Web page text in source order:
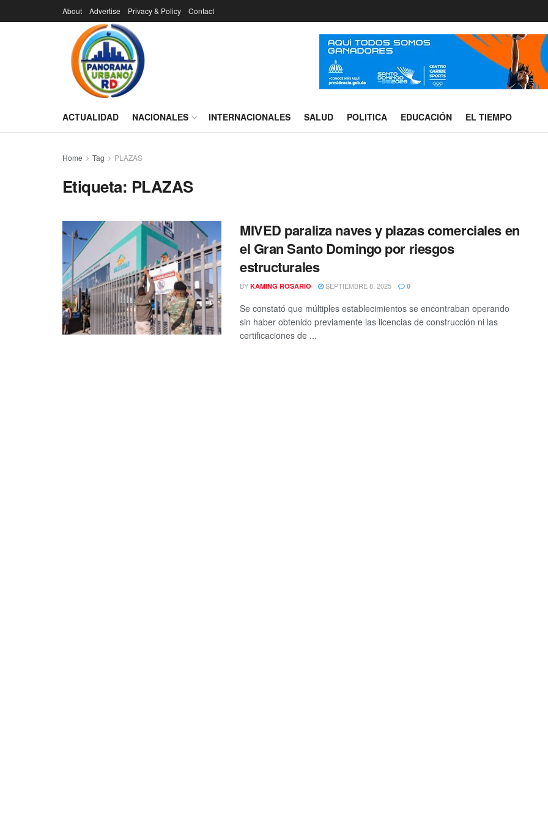
About Advertise Privacy & Policy Contact
ACTUALIDAD NACIONALES INTERNACIONALES SALUD POLITICA EDUCACIÓN EL TIEMPO
Home Tag PLAZAS
Etiqueta: PLAZAS
MIVED paraliza naves y plazas comerciales en
el Gran Santo Domingo por riesgos
estructurales
BY KAMING ROSARIO SEPTIEMBRE 8, 2025 0
Se constató que múltiples establecimientos se encontraban operando
sin haber obtenido previamente las licencias de construcción ni las
certificaciones de ...